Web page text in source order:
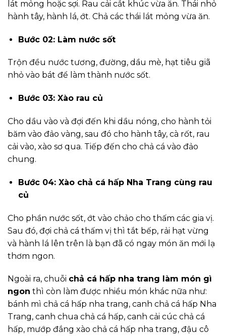
lát mỏng hoặc sợi. Rau cải cắt khúc vừa ăn. Thái nhỏ
hành tây, hành lá, ớt. Chả các thái lát mỏng vừa ăn.
Bước 02: Làm nước sốt
Trộn đều nước tương, đường, dầu mè, hạt tiêu giã
nhỏ vào bát để làm thành nước sốt.
Bước 03: Xào rau củ
Cho dầu vào và đợi đến khi dầu nóng, cho hành tỏi
băm vào đảo vàng, sau đó cho hành tây, cà rốt, rau
cải vào, xào sơ qua. Tiếp đến cho chả cá vào đảo
chung.
Bước 04: Xào chả cá hấp Nha Trang cùng rau
củ
Cho phần nước sốt, ớt vào chảo cho thấm các gia vị.
Sau đó, đợi chả cá thấm vị thì tắt bếp, rải hạt vừng
và hành lá lên trên là bạn đã có ngay món ăn mới lạ
thơm ngon.
Ngoài ra, chuỗi chả cá hấp nha trang làm món gì
ngon thì còn làm được nhiều món khác nữa như:
bánh mì chả cá hấp nha trang, canh chả cá hấp Nha
Trang, canh chua chả cá hấp, canh cải cúc chả cá
hấp, mướp đắng xào chả cá hấp nha trang, đậu cô